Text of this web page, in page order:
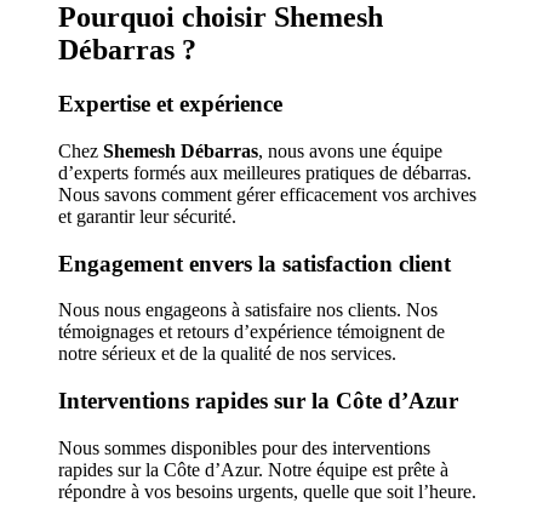
Pourquoi choisir Shemesh
Débarras ?
Expertise et expérience
Chez Shemesh Débarras, nous avons une équipe
d’experts formés aux meilleures pratiques de débarras.
Nous savons comment gérer efficacement vos archives
et garantir leur sécurité.
Engagement envers la satisfaction client
Nous nous engageons à satisfaire nos clients. Nos
témoignages et retours d’expérience témoignent de
notre sérieux et de la qualité de nos services.
Interventions rapides sur la Côte d’Azur
Nous sommes disponibles pour des interventions
rapides sur la Côte d’Azur. Notre équipe est prête à
répondre à vos besoins urgents, quelle que soit l’heure.